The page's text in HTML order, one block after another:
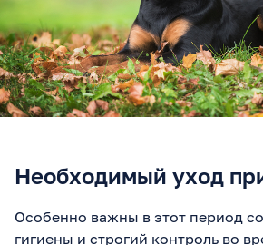
Необходимый уход
Особенно важны в этот период
гигиены и строгий контроль во